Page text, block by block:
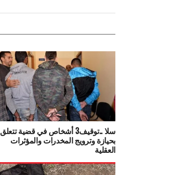
سلا ..توقيف3 أشخاص في قضية تتعلق
بحيازة وترويج المخدرات والمؤثرات
العقلية